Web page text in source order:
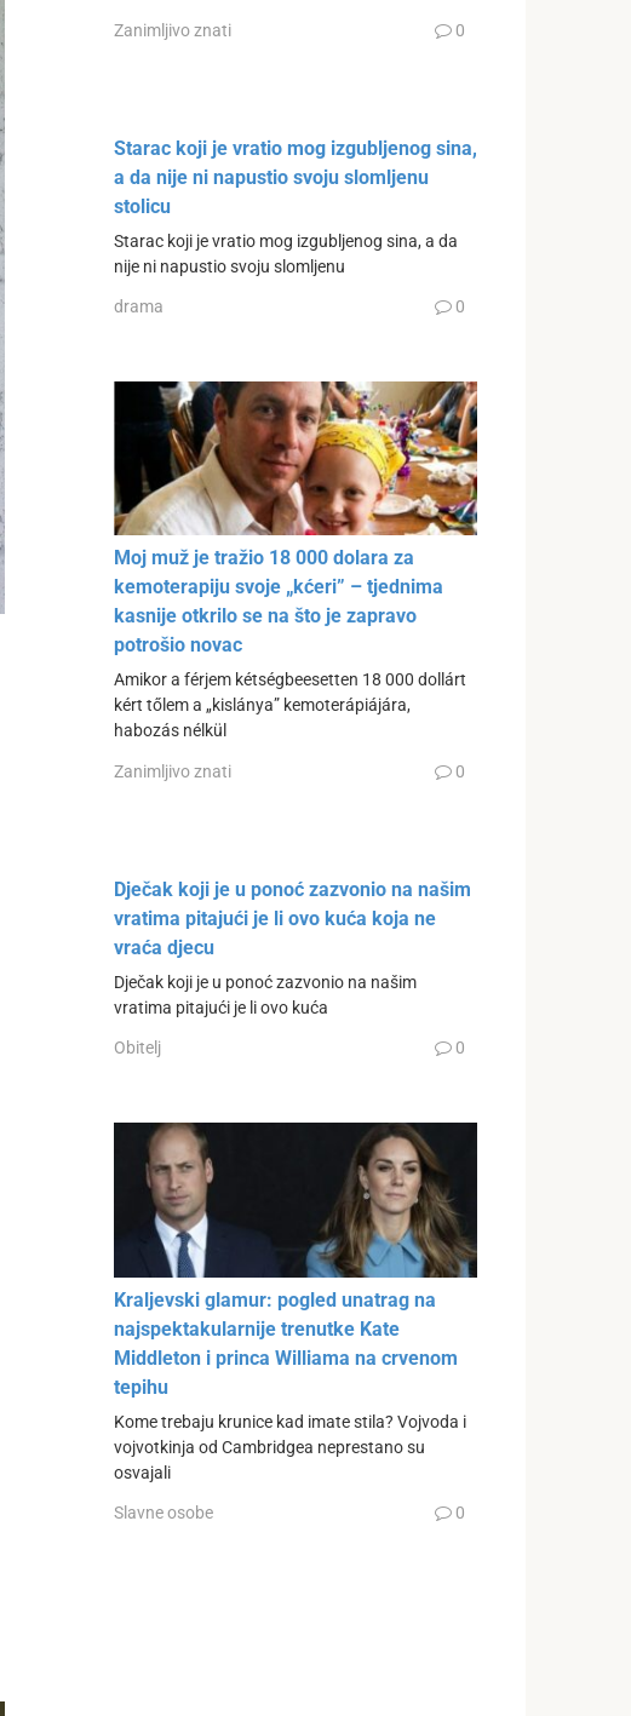
Zanimljivo znati 0
Starac koji je vratio mog izgubljenog sina,
a da nije ni napustio svoju slomljenu
stolicu
Starac koji je vratio mog izgubljenog sina, a da
nije ni napustio svoju slomljenu
drama 0
Moj muž je tražio 18 000 dolara za
kemoterapiju svoje „kćeri” – tjednima
kasnije otkrilo se na što je zapravo
potrošio novac
Amikor a férjem kétségbeesetten 18 000 dollárt
kért tőlem a „kislánya” kemoterápiájára,
habozás nélkül
Zanimljivo znati 0
Dječak koji je u ponoć zazvonio na našim
vratima pitajući je li ovo kuća koja ne
vraća djecu
Dječak koji je u ponoć zazvonio na našim
vratima pitajući je li ovo kuća
Obitelj 0
Kraljevski glamur: pogled unatrag na
najspektakularnije trenutke Kate
Middleton i princa Williama na crvenom
tepihu
Kome trebaju krunice kad imate stila? Vojvoda i
vojvotkinja od Cambridgea neprestano su
osvajali
Slavne osobe 0